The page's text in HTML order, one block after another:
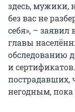
здесь, мужики,
без вас не
себя», – заявил
главы
обследованию
и
пострадавших,
негодным,